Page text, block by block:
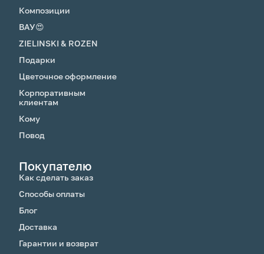
Композиции
ВАУ😍
ZIELINSKI & ROZEN
Подарки
Цветочное оформление
Корпоративным
клиентам
Кому
Повод
Покупателю
Как сделать заказ
Способы оплаты
Блог
Доставка
Гарантии и возврат